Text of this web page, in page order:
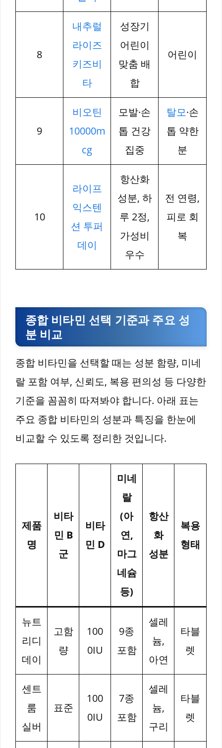
8
내추럴
라이즈
키즈비
타
성장기
어린이
맞춤 배
합
어린이
9
비오틴
10000m
cg
모발·손
톱 건강
집중
탈모·손
톱 약한
분
10
라이프
익스텐
션 투퍼
데이
항산화
성분, 하
루 2정,
가성비
우수
전 연령,
피로 회
복
종합 비타민 선택 기준과 주요 성
분 비교
종합 비타민을 선택할 때는 성분 함량, 미네
랄 포함 여부, 신뢰도, 복용 편의성 등 다양한
기준을 꼼꼼히 따져봐야 합니다. 아래 표는
주요 종합 비타민의 성분과 특징을 한눈에
비교할 수 있도록 정리한 것입니다.
제품
명
비타
민 B
군
비타
민 D
미네
랄
(아
연,
마그
네슘
등)
항산
화
성분
복용
형태
뉴트
리디
데이
고함
량
100
0IU
9종
포함
셀레
늄,
아연
타블
렛
센트
룸
실버
표준
100
0IU
7종
포함
셀레
늄,
구리
타블
렛